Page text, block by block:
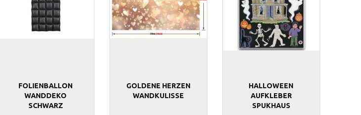
FOLIENBALLON
WANDDEKO
SCHWARZ
GOLDENE HERZEN
WANDKULISSE
HALLOWEEN
AUFKLEBER
SPUKHAUS